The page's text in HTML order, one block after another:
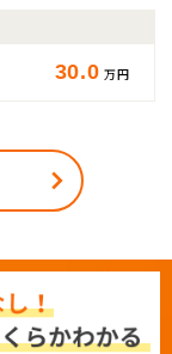
30.0 万円